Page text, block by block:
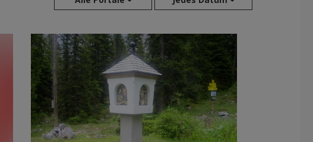
Aug 2026
Jul 2026
Jun 2026
Mai 2026
Apr 2026
Mär 2026
Feb 2026